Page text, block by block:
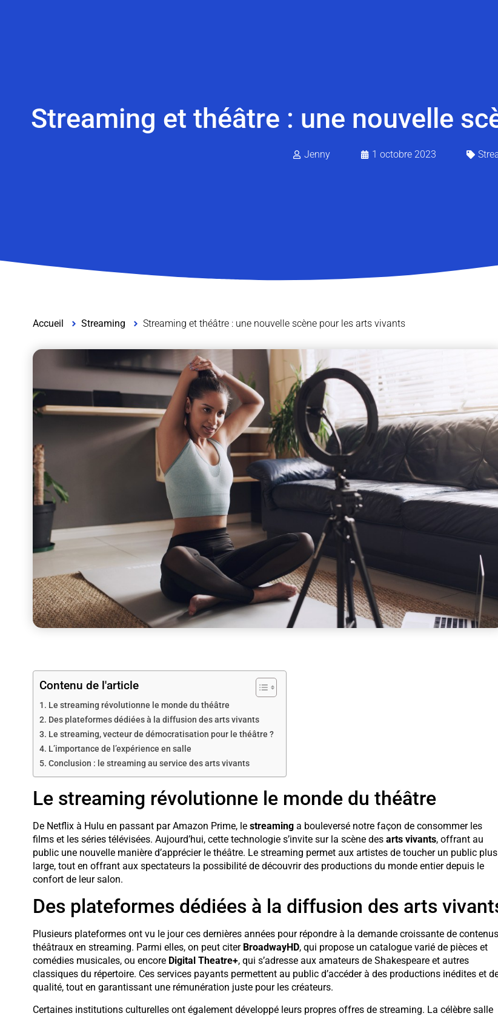
Streaming et théâtre : une nouvelle
Jenny 1 octobre 2023
Accueil Streaming Streaming et théâtre : une nouvelle scène pour les arts vivants
Contenu de l'article
Le streaming révolutionne le monde du théâtre
Des plateformes dédiées à la diffusion des arts vivants
Le streaming, vecteur de démocratisation pour le théâtre ?
L’importance de l’expérience en salle
Conclusion : le streaming au service des arts vivants
Le streaming révolutionne le monde du théâtre
De Netflix à Hulu en passant par Amazon Prime, le streaminga bouleversé notre façon de consommer les
films et les séries télévisées. Aujourd’hui, cette technologie s’invite sur la scène des arts vivants, offrant au
public une nouvelle manière d’apprécier le théâtre. Le streaming permet aux artistes de toucher un public plus
large, tout en offrant aux spectateurs la possibilité de découvrir des productions du monde entier depuis le
confort de leur salon.
Des plateformes dédiées à la diffusion des arts
Plusieurs plateformes ont vu le jour ces dernières années pour répondre à la demande croissante de contenus
théâtraux en streaming. Parmi elles, on peut citer BroadwayHD, qui propose un catalogue varié de pièces et
comédies musicales, ou encore Digital Theatre+, qui s’adresse aux amateurs de Shakespeare et autres
classiques du répertoire. Ces services payants permettent au public d’accéder à des productions inédites et
qualité, tout en garantissant une rémunération juste pour les créateurs.
Certaines institutions culturelles ont également développé leurs propres offres de streaming. La célèbre salle